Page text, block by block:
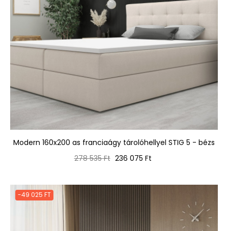
Modern 160x200 as franciaágy tárolóhellyel STIG 5 - bézs
Normál
278 535 Ft Ár
236 075 Ft
-49 025 FT